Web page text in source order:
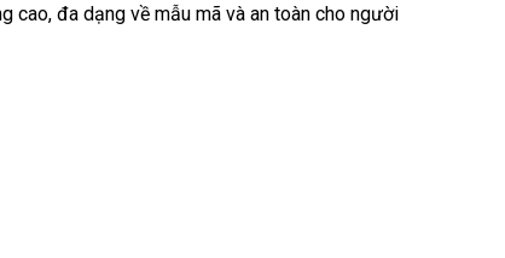
cao, đa dạng về mẫu mã và an toàn cho người